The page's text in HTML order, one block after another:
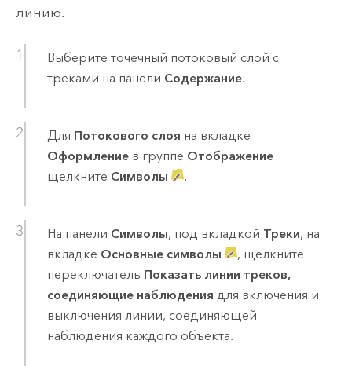
линию.
Выберите точечный потоковый слой с
треками на панели Содержание.
Для Потокового слоя на вкладке
Оформлениев группе Отображение
щелкните Символы .
На панели Символы, под вкладкой Треки, на
вкладке Основные символы
, щелкните
переключатель Показать линии треков,
соединяющие наблюдения для включения и
выключения линии, соединяющей
наблюдения каждого объекта.